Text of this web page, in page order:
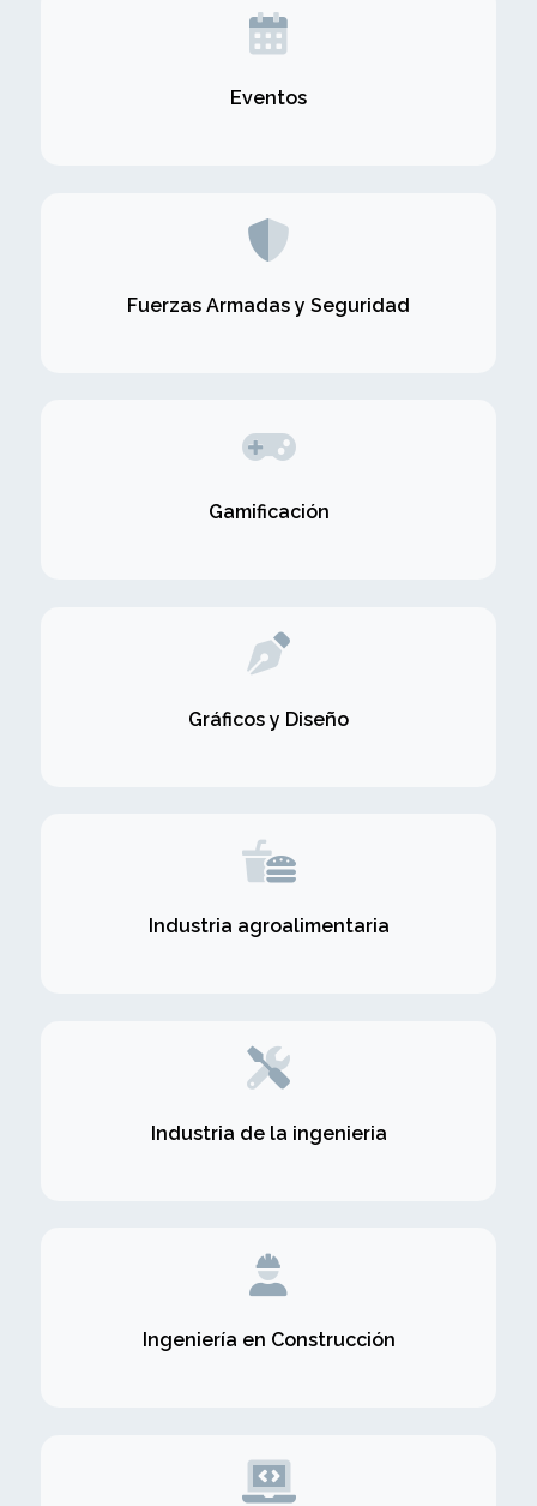
Eventos
Fuerzas Armadas y Seguridad
Gamificación
Gráficos y Diseño
Industria agroalimentaria
Industria de la ingenieria
Ingeniería en Construcción